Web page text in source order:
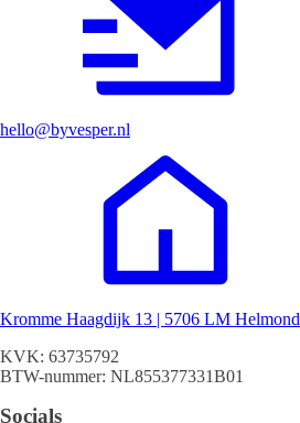
hello@byvesper.nl
Kromme Haagdijk 13 | 5706 LM Helmond
KVK: 63735792
BTW-nummer: NL855377331B01
Socials